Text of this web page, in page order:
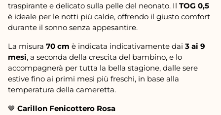
traspirante e delicato sulla pelle del neonato. Il TOG 0,5
è ideale per le notti più calde, offrendo il giusto comfort
durante il sonno senza appesantire.
La misura 70 cm è indicata indicativamente dai 3 ai 9
mesi, a seconda della crescita del bambino, e lo
accompagnerà per tutta la bella stagione, dalle sere
estive fino ai primi mesi più freschi, in base alla
temperatura della cameretta.
🤎 Carillon Fenicottero Rosa